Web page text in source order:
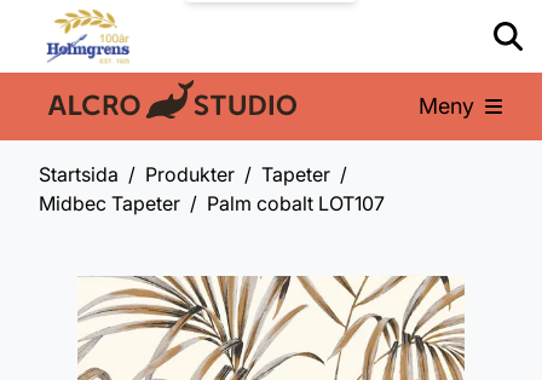
En del av: Meny
Startsida Produkter
Tapeter
Midbec Tapeter
Palm cobalt LOT107